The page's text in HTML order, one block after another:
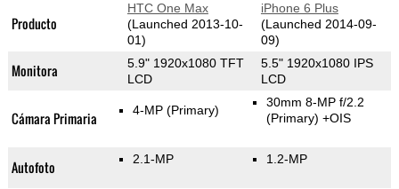
Producto
HTC One Max
(Launched 2013-10-
01)
iPhone 6 Plus
(Launched 2014-09-
09)
Monitora
5.9" 1920x1080 TFT
LCD
5.5" 1920x1080 IPS
LCD
Cámara Primaria 4-MP (Primary)
30mm 8-MP f/2.2
(Primary) +OIS
Autofoto 2.1-MP 1.2-MP